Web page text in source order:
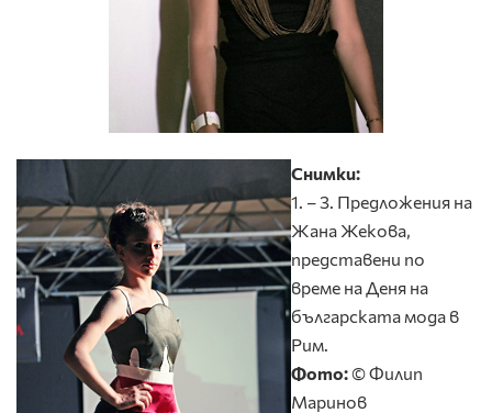
Снимки:
1. – 3. Предложения на
Жана Жекова,
представени по
време на Деня на
българската мода в
Рим.
Фото:© Филип
Маринов